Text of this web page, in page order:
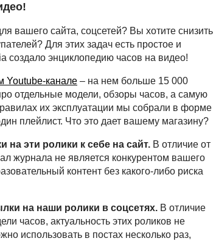
вашего сайта, соцсетей? Вы хотите снизить
Для этих задач есть простое и
создало энциклопедию часов на видео!
Youtube-канале – на нем больше 15 000
отдельные модели, обзоры часов, а самую
их эксплуатации мы собрали в форме
плейлист. Что это дает вашему магазину?
эти ролики к себе на сайт. В отличие от
журнала не является конкурентом вашего
контент без какого-либо риска
на наши ролики в соцсетях. В отличие
часов, актуальность этих роликов не
использовать в постах несколько раз,